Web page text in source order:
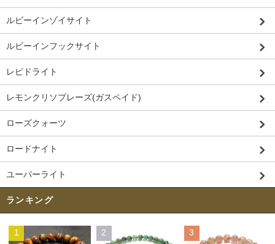
ルビーインゾイサイト
ルビーインフックサイト
レピドライト
レモンクリソプレーズ(ガスペイド)
ローズクォーツ
ロードナイト
ユーパーライト
ランキング
1 2 3